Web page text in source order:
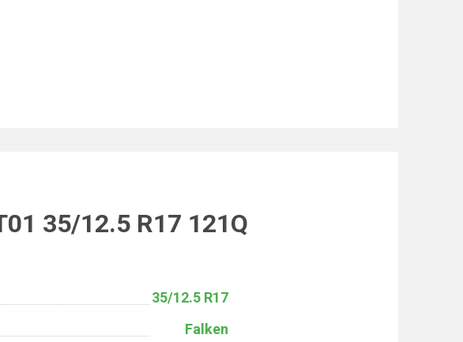
35/12.5 R17 121Q
35/12.5 R17
Falken